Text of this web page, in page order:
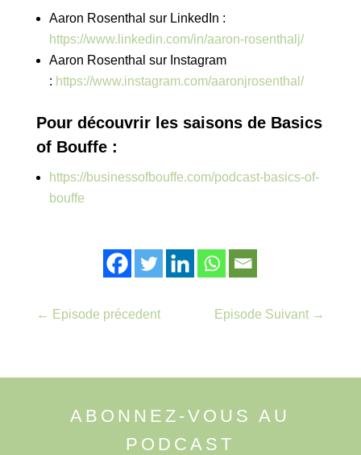
Aaron Rosenthal sur LinkedIn :
https://www.linkedin.com/in/aaron-rosenthalj/
Aaron Rosenthal sur Instagram
: https://www.instagram.com/aaronjrosenthal/
Pour découvrir les saisons de Basics
of Bouffe :
https://businessofbouffe.com/podcast-basics-of-
bouffe
← Episode précedent Episode Suivant →
ABONNEZ-VOUS AU
PODCAST